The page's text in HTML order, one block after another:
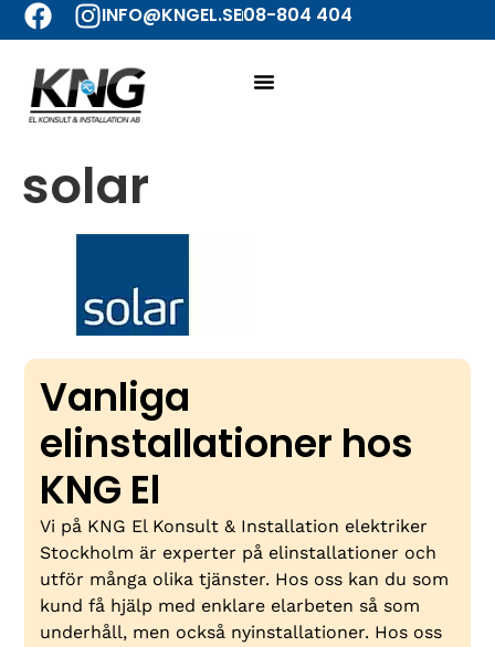
INFO@KNGEL.SE08-804 404
solar
Vanliga
elinstallationer hos
KNG El
Vi på KNG El Konsult & Installation elektriker
Stockholm är experter på elinstallationer och
utför många olika tjänster. Hos oss kan du som
kund få hjälp med enklare elarbeten så som
underhåll, men också nyinstallationer. Hos oss